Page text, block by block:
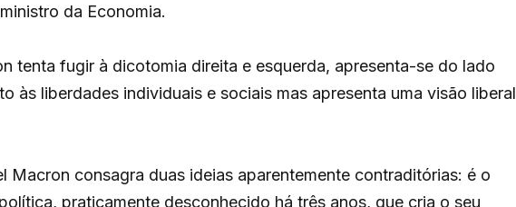
da Economia.
tenta fugir à dicotomia direita e esquerda, apresenta-se do lado
às liberdades individuais e sociais mas apresenta uma visão liberal
Macron consagra duas ideias aparentemente contraditórias: é o
praticamente desconhecido há três anos, que cria o seu